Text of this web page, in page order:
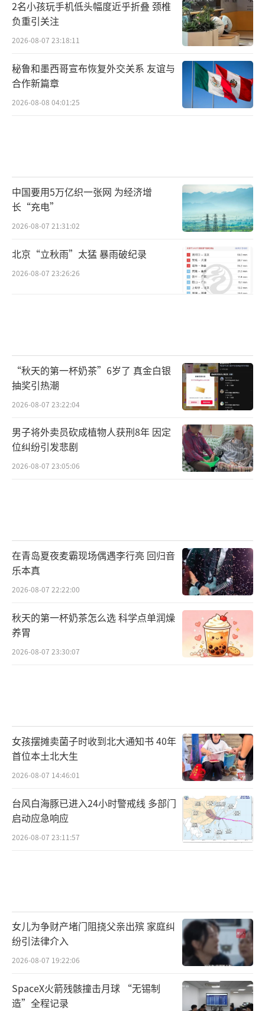
2名小孩玩手机低头幅度近乎折叠 颈椎
负重引关注
2026-08-07 23:18:11
秘鲁和墨西哥宣布恢复外交关系 友谊与
合作新篇章
2026-08-08 04:01:25
中国要用5万亿织一张网 为经济增
长“充电”
2026-08-07 21:31:02
北京“立秋雨”太猛 暴雨破纪录
2026-08-07 23:26:26
“秋天的第一杯奶茶”6岁了 真金白银
抽奖引热潮
2026-08-07 23:22:04
男子将外卖员砍成植物人获刑8年 因定
位纠纷引发悲剧
2026-08-07 23:05:06
在青岛夏夜麦霸现场偶遇李行亮 回归音
乐本真
2026-08-07 22:22:00
秋天的第一杯奶茶怎么选 科学点单润燥
养胃
2026-08-07 23:30:07
女孩摆摊卖菌子时收到北大通知书 40年
首位本土北大生
2026-08-07 14:46:01
台风白海豚已进入24小时警戒线 多部门
启动应急响应
2026-08-07 23:11:57
女儿为争财产堵门阻挠父亲出殡 家庭纠
纷引法律介入
2026-08-07 19:22:06
SpaceX火箭残骸撞击月球 “无锡制
造”全程记录